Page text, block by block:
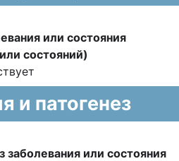
или состояния
состояний)
и патогенез
заболевания или состояния